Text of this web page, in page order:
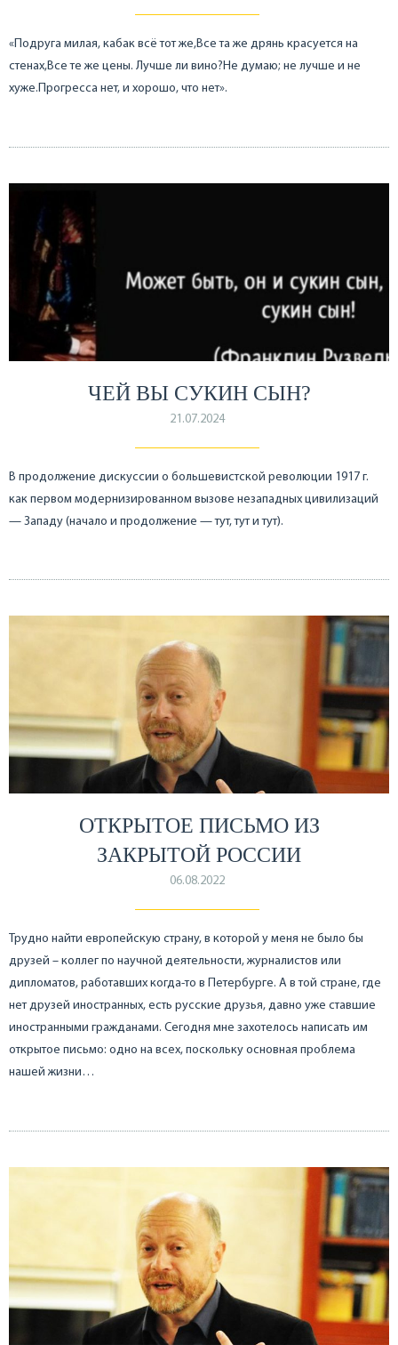
«Подруга милая, кабак всё тот же,Все та же дрянь красуется на
стенах,Все те же цены. Лучше ли вино?Не думаю; не лучше и не
хуже.Прогресса нет, и хорошо, что нет».
ЧЕЙ ВЫ СУКИН СЫН?
21.07.2024
В продолжение дискуссии о большевистской революции 1917 г.
как первом модернизированном вызове незападных цивилизаций
— Западу (начало и продолжение — тут, тут и тут).
ОТКРЫТОЕ ПИСЬМО ИЗ
ЗАКРЫТОЙ РОССИИ
06.08.2022
Трудно найти европейскую страну, в которой у меня не было бы
друзей – коллег по научной деятельности, журналистов или
дипломатов, работавших когда-то в Петербурге. А в той стране, где
нет друзей иностранных, есть русские друзья, давно уже ставшие
иностранными гражданами. Сегодня мне захотелось написать им
открытое письмо: одно на всех, поскольку основная проблема
нашей жизни…